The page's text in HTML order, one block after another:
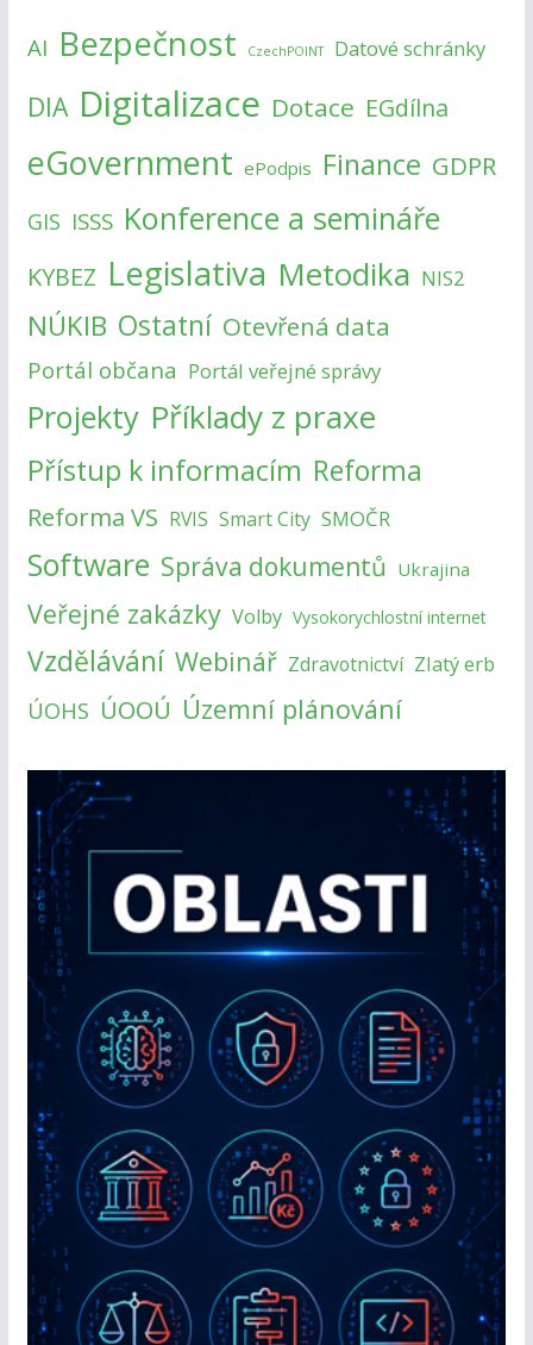
AI Bezpečnost CzechPOINT Datové schránky
DIA Digitalizace Dotace EGdílna
eGovernment ePodpis Finance GDPR
GIS ISSS Konference a semináře
KYBEZ Legislativa Metodika NIS2
NÚKIB Ostatní Otevřená data
Portál občana Portál veřejné správy
Projekty Příklady z praxe
Přístup k informacím Reforma
Reforma VS RVIS Smart City SMOČR
Software Správa dokumentů Ukrajina
Veřejné zakázky Volby Vysokorychlostní internet
Vzdělávání Webinář Zdravotnictví Zlatý erb
ÚOHS ÚOOÚ Územní plánování